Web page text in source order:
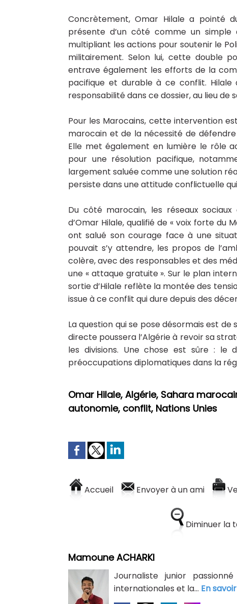
Concrètement, Omar Hilale a pointé
présente d’un côté comme un
multipliant les actions pour soutenir le
militairement. Selon lui, cette double
entrave également les efforts de la
pacifique et durable à ce conflit. Hilale
responsabilité dans ce dossier, au lieu de
Pour les Marocains, cette intervention
marocain et de la nécessité de
Elle met également en lumière le rôle
pour une résolution pacifique,
largement saluée comme une solution
persiste dans une attitude conflictuelle
Du côté marocain, les réseaux
d’Omar Hilale, qualifié de « voix forte du
ont salué son courage face à une
pouvait s’y attendre, les propos de
colère, avec des responsables et des
une « attaque gratuite ». Sur le plan
sortie d’Hilale reflète la montée des
issue à ce conflit qui dure depuis des
La question qui se pose désormais est
directe poussera l’Algérie à revoir sa
les divisions. Une chose est sûre : le
préoccupations diplomatiques dans la
Omar Hilale, Algérie, Sahara
autonomie, conflit, Nations Unies
Accueil Envoyer à un ami
Diminuer la
Mamoune ACHARKI
Journaliste junior
internationales et la... En